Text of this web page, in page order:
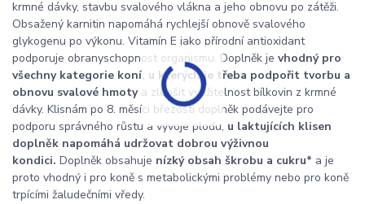
krmné dávky, stavbu svalového vlákna a jeho obnovu po zátěži.
Obsažený karnitin napomáhá rychlejší obnově svalového
glykogenu po výkonu. Vitamín E jako přírodní antioxidant
podporuje obranyschopnost organismu. Doplněk je vhodný pro
všechny kategorie koní, u kterých je třeba podpořit tvorbu a
obnovu svalové hmotya zlepšit využitelnost bílkovin z krmné
dávky. Klisnám po 8. měsíci březosti doplněk podávejte pro
podporu správného růstu a vývoje plodu, u laktujících klisen
doplněk napomáhá udržovat dobrou výživnou
kondici. Doplněk obsahuje nízký obsah škrobu a cukru* a je
proto vhodný i pro koně s metabolickými problémy nebo pro koně
trpícími žaludečními vředy.